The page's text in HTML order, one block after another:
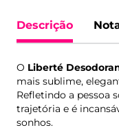
Descrição
O Liberté
mais sublime,
Refletindo a pessoa
trajetória e é
sonhos.